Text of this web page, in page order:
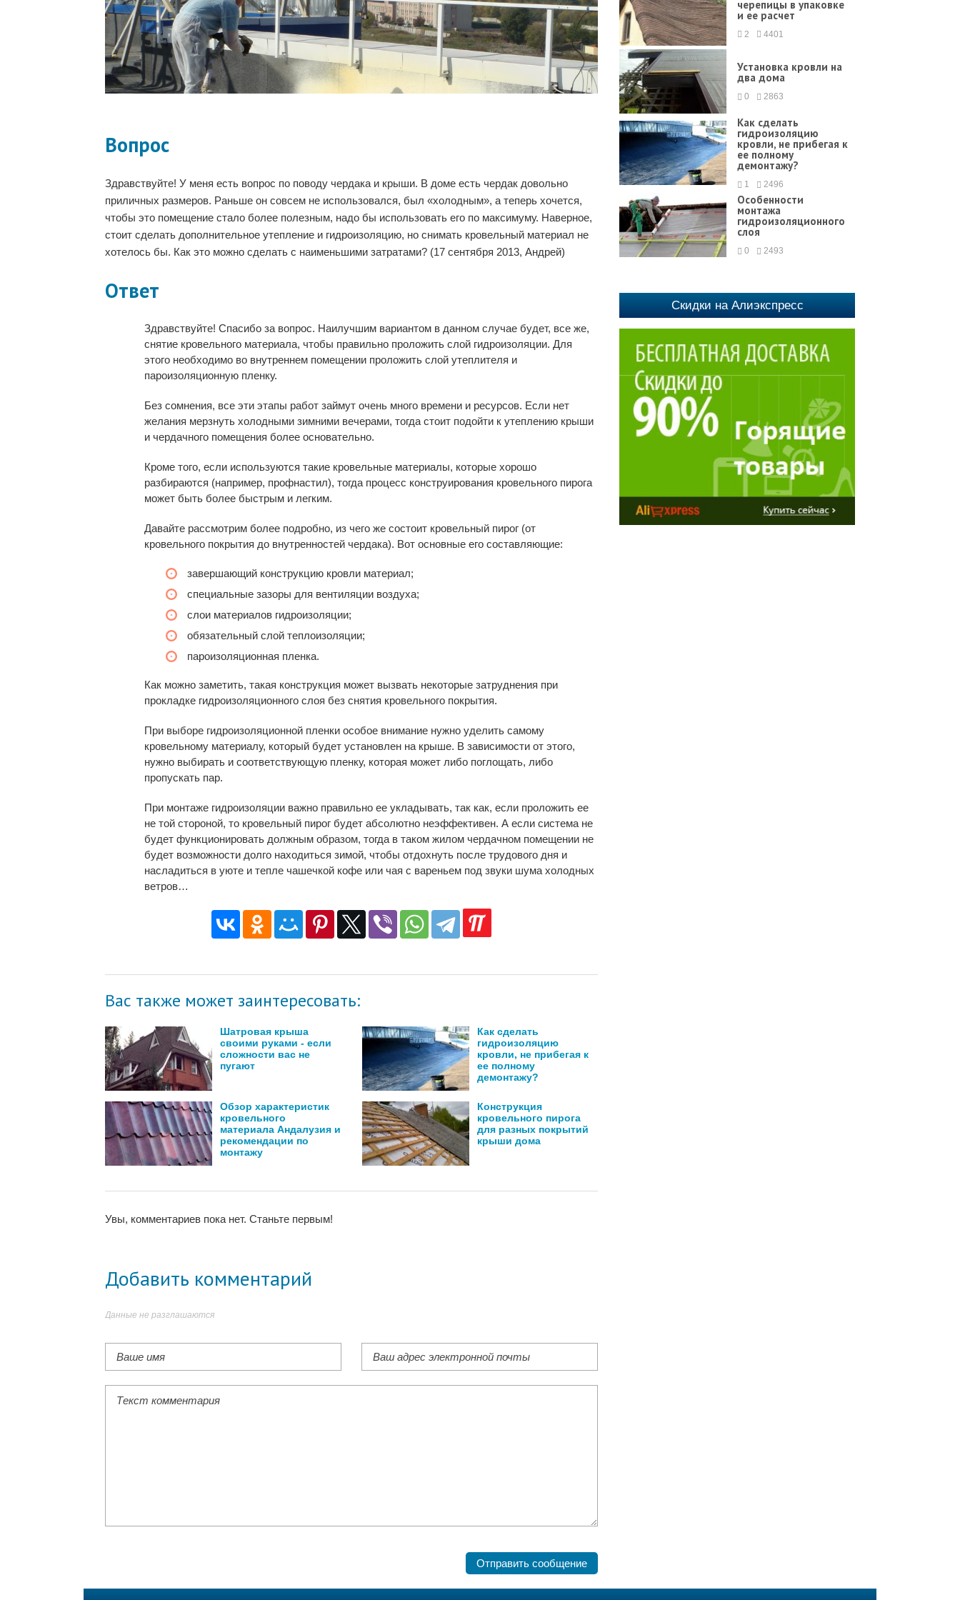
Вопрос
Здравствуйте! У меня есть вопрос по поводу чердака и крыши. В доме есть чердак довольно
приличных размеров. Раньше он совсем не использовался, был «холодным», а теперь хочется,
чтобы это помещение стало более полезным, надо бы использовать его по максимуму. Наверное,
стоит сделать дополнительное утепление и гидроизоляцию, но снимать кровельный материал не
хотелось бы. Как это можно сделать с наименьшими затратами? (17 сентября 2013, Андрей)
Ответ
Здравствуйте! Спасибо за вопрос. Наилучшим вариантом в данном случае будет, все же,
снятие кровельного материала, чтобы правильно проложить слой гидроизоляции. Для
этого необходимо во внутреннем помещении проложить слой утеплителя и
пароизоляционную пленку.
Без сомнения, все эти этапы работ займут очень много времени и ресурсов. Если нет
желания мерзнуть холодными зимними вечерами, тогда стоит подойти к утеплению крыши
и чердачного помещения более основательно.
Кроме того, если используются такие кровельные материалы, которые хорошо
разбираются (например, профнастил), тогда процесс конструирования кровельного пирога
может быть более быстрым и легким.
Давайте рассмотрим более подробно, из чего же состоит кровельный пирог (от
кровельного покрытия до внутренностей чердака). Вот основные его составляющие:
завершающий конструкцию кровли материал;
специальные зазоры для вентиляции воздуха;
слои материалов гидроизоляции;
обязательный слой теплоизоляции;
пароизоляционная пленка.
Как можно заметить, такая конструкция может вызвать некоторые затруднения при
прокладке гидроизоляционного слоя без снятия кровельного покрытия.
При выборе гидроизоляционной пленки особое внимание нужно уделить самому
кровельному материалу, который будет установлен на крыше. В зависимости от этого,
нужно выбирать и соответствующую пленку, которая может либо поглощать, либо
пропускать пар.
При монтаже гидроизоляции важно правильно ее укладывать, так как, если проложить ее
не той стороной, то кровельный пирог будет абсолютно неэффективен. А если система не
будет функционировать должным образом, тогда в таком жилом чердачном помещении не
будет возможности долго находиться зимой, чтобы отдохнуть после трудового дня и
насладиться в уюте и тепле чашечкой кофе или чая с вареньем под звуки шума холодных
ветров…
Вас также может заинтересовать:
Шатровая крыша
своими руками - если
сложности вас не
пугают
Как сделать
гидроизоляцию
кровли, не прибегая к
ее полному
демонтажу?
Обзор характеристик
кровельного
материала Андалузия и
рекомендации по
монтажу
Конструкция
кровельного пирога
для разных покрытий
крыши дома
Увы, комментариев пока нет. Станьте первым!
Добавить комментарий
Данные не разглашаются
черепицы в упаковке
и ее расчет
2 4401
Установка кровли на
два дома
0 2863
Как сделать
гидроизоляцию
кровли, не прибегая к
ее полному
демонтажу?
1 2496
Особенности
монтажа
гидроизоляционного
слоя
0 2493
Скидки на Алиэкспресс